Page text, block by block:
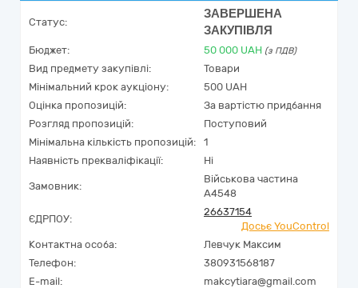
Статус:
ЗАВЕРШЕНА
ЗАКУПІВЛЯ
Бюджет: 50 000 UAH (з ПДВ)
Вид предмету закупівлі:
Товари
Мінімальний крок аукціону:
500 UAH
Оцінка пропозицій:
За вартістю придбання
Розгляд пропозицій:
Поступовий
Мінімальна кількість пропозицій:
1
Наявність прекваліфікації:
Ні
Замовник:
Військова частина
А4548
ЄДРПОУ:
26637154
Досьє YouControl
Контактна особа:
Левчук Максим
Телефон:
380931568187
E-mail:
makcytiara@gmail.com